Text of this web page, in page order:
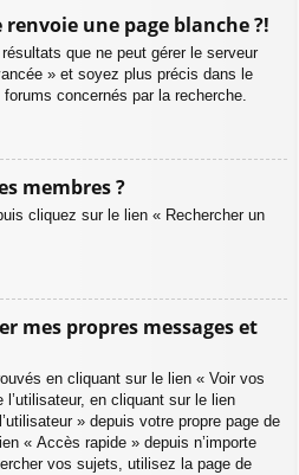
une page blanche ?!
que ne peut gérer le serveur
» et soyez plus précis dans le
concernés par la recherche.
membres ?
cliquez sur le lien « Rechercher un
mes propres messages et
en cliquant sur le lien « Voir vos
en cliquant sur le lien
» depuis votre propre page de
« Accès rapide » depuis n’importe
vos sujets, utilisez la page de